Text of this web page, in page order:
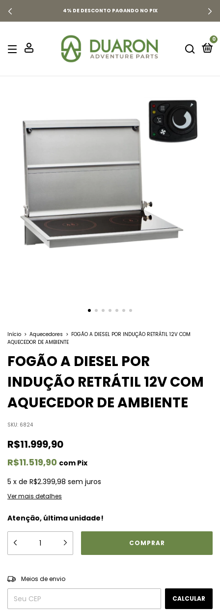
4% DE DESCONTO PAGANDO NO PIX
0
Início > Aquecedores > FOGÃO A DIESEL POR INDUÇÃO RETRÁTIL 12V COM
AQUECEDOR DE AMBIENTE
FOGÃO A DIESEL POR
INDUÇÃO RETRÁTIL 12V COM
AQUECEDOR DE AMBIENTE
SKU: 6824
R$11.999,90
R$11.519,90 com Pix
5 x de R$2.399,98 sem juros
Ver mais detalhes
Atenção, última unidade!
Entregas para o CEP:
Meios de envio
CALCULAR